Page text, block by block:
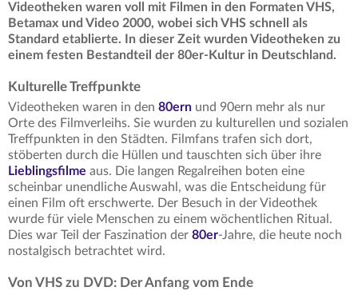
Videotheken waren voll mit Filmen in den Formaten VHS,
Betamax und Video 2000, wobei sich VHS schnell als
Standard etablierte. In dieser Zeit wurden Videotheken zu
einem festen Bestandteil der 80er-Kultur in Deutschland.
Kulturelle Treffpunkte
Videotheken waren in den 80ern und 90ern mehr als nur
Orte des Filmverleihs. Sie wurden zu kulturellen und sozialen
Treffpunkten in den Städten. Filmfans trafen sich dort,
stöberten durch die Hüllen und tauschten sich über ihre
Lieblingsfilme aus. Die langen Regalreihen boten eine
scheinbar unendliche Auswahl, was die Entscheidung für
einen Film oft erschwerte. Der Besuch in der Videothek
wurde für viele Menschen zu einem wöchentlichen Ritual.
Dies war Teil der Faszination der 80er-Jahre, die heute noch
nostalgisch betrachtet wird.
Von VHS zu DVD: Der Anfang vom Ende